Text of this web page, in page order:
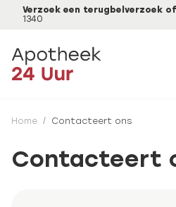
Verzoek een terugbelverzoek
1340
Home / Contacteert ons
Contacteert